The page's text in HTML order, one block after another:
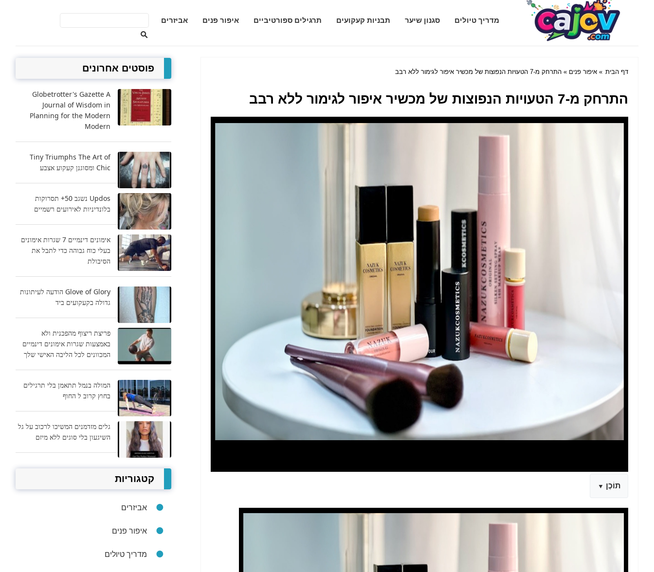
Cajov.com מדריך טיולים סגנון שיער תבניות קעקועים תרגילים ספורטיביים איפור פנים אביזרים
דף הבית » איפור פנים » התרחק מ-7 הטעויות הנפוצות של מכשיר איפור לגימור ללא רבב
התרחק מ-7 הטעויות הנפוצות של מכשיר איפור לגימור ללא רבב
תוֹכֶן
פוסטים אחרונים
Globetrotter's Gazette A
Journal of Wisdom in
Planning for the Modern
Modern
Tiny Triumphs The Art of
Chic ומסוגנן קעקוע אצבע
Updos נשגב 50+ תסרוקות
בלונדיניות לאירועים רשמיים
אימונים דינמיים 7 שגרות אימונים
בעלי כוח גבוהה כדי לתבל את
הסיבולת
Glove of Glory הודעה לעיתונות
גדולה בקעקועים ביד
פריצת ריצוף מהפכנית ולא
באמצעות שגרות אימונים דינמיים
המכוונים לכל הליבה האישי שלך
המולה בנמל תתאמן בלי תרגילים
בחוץ קרוב ל החוף
גלים מזדמנים המשיכו לרכוב על גל
השיגעון בלי סוגים ללא מיזם
קטגוריות
אביזרים
איפור פנים
מדריך טיולים